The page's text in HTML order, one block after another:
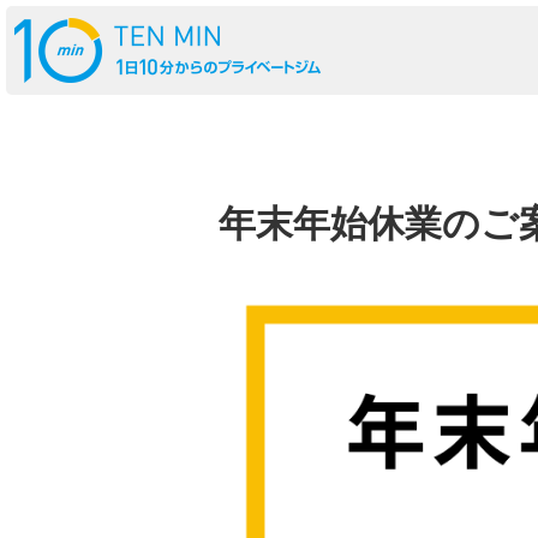
年末年始休業のご